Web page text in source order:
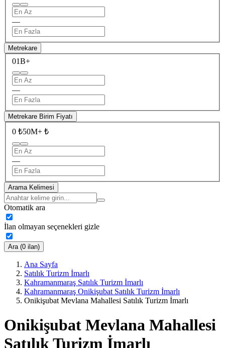
—
Metrekare
01B+
—
Metrekare Birim Fiyatı
0 ₺50M+ ₺
—
Arama Kelimesi
Otomatik ara
İlan olmayan seçenekleri gizle
Ara (0 ilan)
Ana Sayfa
Satılık Turizm İmarlı
Kahramanmaraş Satılık Turizm İmarlı
Kahramanmaraş Onikişubat Satılık Turizm İmarlı
Onikişubat Mevlana Mahallesi Satılık Turizm İmarlı
Onikişubat Mevlana Mahallesi
Satılık Turizm İmarlı